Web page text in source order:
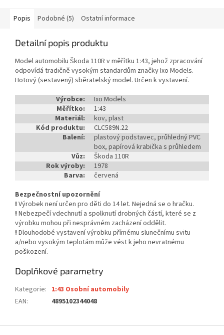
Popis Podobné (5) Ostatní informace
Detailní popis produktu
Model automobilu Škoda 110R v měřítku 1:43, jehož zpracování
odpovídá tradičně vysokým standardům značky Ixo Models.
Hotový (sestavený) sběratelský model. Určen k vystavení.
Výrobce:
Ixo Models
Měřítko:
1:43
Materiál:
kov, plast
Kód produktu:
CLC589N.22
Balení:
plastový podstavec, průhledný PVC
box, papírová krabička s průhledem
Vůz:
Škoda 110R
Rok výroby:
1978
Barva:
červená
Bezpečnostní upozornění
! Výrobek není určen pro děti do 14 let. Nejedná se o hračku.
! Nebezpečí vdechnutí a spolknutí drobných částí, které se z
výrobku mohou při nesprávném zacházení oddělit.
! Dlouhodobé vystavení výrobku přímému slunečnímu svitu
a/nebo vysokým teplotám může vést k jeho nevratnému
poškození.
Doplňkové parametry
Kategorie: 1:43 Osobní automobily
EAN: 4895102344048